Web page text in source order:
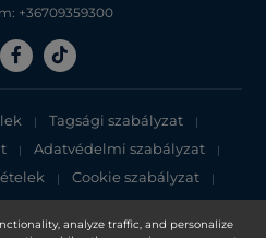
analyze traffic, and personalize
+36709359300
| Tagsági szabályzat |
| Adatvédelmi szabályzat |
| Cookie szabályzat |
tájékoztató